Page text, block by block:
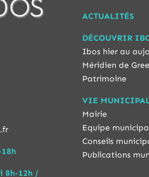
8h-12h /
ACTUALITÉS
DÉCOUVRIR
Ibos hier au
Méridien de
Patrimoine
VIE
Mairie
Equipe
Conseils
Publications